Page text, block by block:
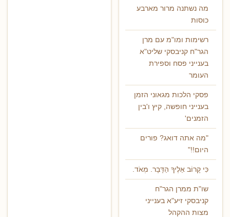
מה נשתנה מרור מארבע
כוסות
רשימות ומו"מ עם מרן
הגר"ח קניבסקי שליט"א
בענייני פסח וספירת
העומר
פסקי הלכות מגאוני הזמן
בענייני חופשה, קיץ ו'בין
הזמנים'
"מה אתה דואג? פורים
היום!!"
כִּי קָרוֹב אֵלֶיךָ הַדָּבָר. מְאֹד.
שו"ת ממרן הגר"ח
קניבסקי זיע"א בענייני
מצות ההקהל